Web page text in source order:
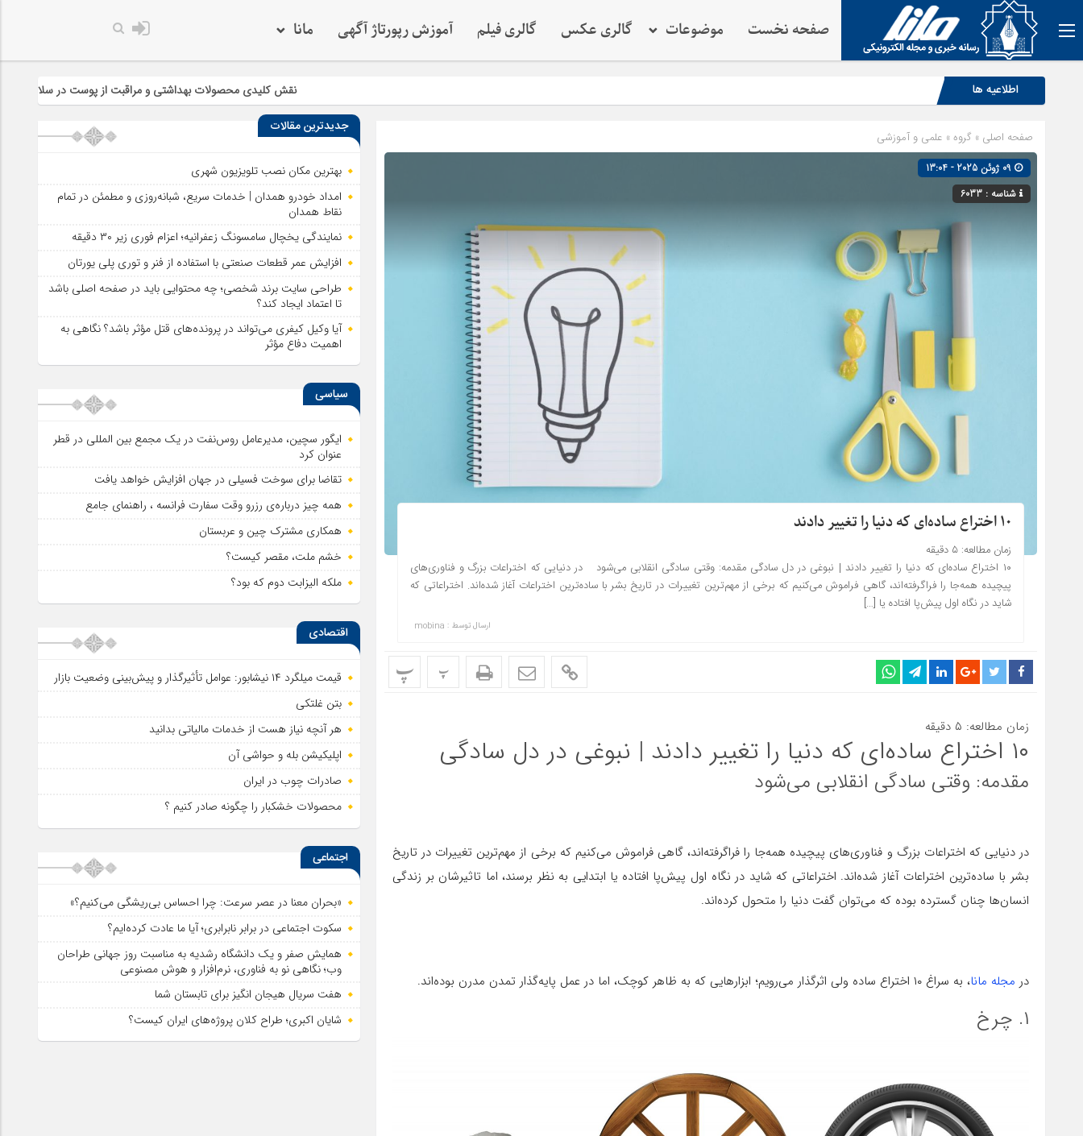
صفحه نخست موضوعات گالری عکس گالری فیلم آموزش رپورتاژ آگهی مانا
اطلاعیه ها نقش کلیدی محصولات بهداشتی و مراقبت از پوست در سلامت و زیبایی چرا خرید
صفحه اصلی » گروه » علمی و آموزشی
شناسه : 6033
۱۰ اختراع ساده‌ای که دنیا را تغییر دادند
زمان مطالعه:۵ دقیقه
۱۰ اختراع ساده‌ای که دنیا را تغییر دادند | نبوغی در دل سادگی مقدمه: وقتی سادگی انقلابی می‌شود در دنیایی که اختراعات بزرگ و فناوری‌های
پیچیده همه‌جا را فراگرفته‌اند، گاهی فراموش می‌کنیم که برخی از مهم‌ترین تغییرات در تاریخ بشر با ساده‌ترین اختراعات آغاز شده‌اند. اختراعاتی که
شاید در نگاه اول پیش‌پا افتاده یا […]
ارسال توسط : mobina
پ پ
زمان مطالعه: ۵ دقیقه
۱۰ اختراع ساده‌ای که دنیا را تغییر دادند | نبوغی در دل سادگی
مقدمه: وقتی سادگی انقلابی می‌شود
در دنیایی که اختراعات بزرگ و فناوری‌های پیچیده همه‌جا را فراگرفته‌اند، گاهی فراموش می‌کنیم که برخی از مهم‌ترین تغییرات در تاریخ
بشر با ساده‌ترین اختراعات آغاز شده‌اند. اختراعاتی که شاید در نگاه اول پیش‌پا افتاده یا ابتدایی به نظر برسند، اما تاثیرشان بر زندگی
انسان‌ها چنان گسترده بوده که می‌توان گفت دنیا را متحول کرده‌اند.
در مجله مانا، به سراغ ۱۰ اختراع ساده ولی اثرگذار می‌رویم؛ ابزارهایی که به ظاهر کوچک، اما در عمل پایه‌گذار تمدن مدرن بوده‌اند.
۱. چرخ
جدیدترین مقالات
بهترین مکان نصب تلویزیون شهری
امداد خودرو همدان | خدمات سریع، شبانه‌روزی و مطمئن در تمام
نقاط همدان
نمایندگی یخچال سامسونگ زعفرانیه؛ اعزام فوری زیر ۳۰ دقیقه
افزایش عمر قطعات صنعتی با استفاده از فنر و توری پلی یورتان
طراحی سایت برند شخصی؛ چه محتوایی باید در صفحه اصلی باشد
تا اعتماد ایجاد کند؟
آیا وکیل کیفری می‌تواند در پرونده‌های قتل مؤثر باشد؟ نگاهی به
اهمیت دفاع مؤثر
سیاسی
ایگور سچین، مدیرعامل روس‌نفت در یک مجمع بین المللی در قطر
عنوان کرد
تقاضا برای سوخت فسیلی در جهان افزایش خواهد یافت
همه چیز درباره‌ی رزرو وقت سفارت فرانسه ، راهنمای جامع
همکاری مشترک چین و عربستان
خشم ملت، مقصر کیست؟
ملکه الیزابت دوم که بود؟
اقتصادی
قیمت میلگرد ۱۴ نیشابور: عوامل تأثیرگذار و پیش‌بینی وضعیت بازار
بتن غلتکی
هر آنچه نیاز هست از خدمات مالیاتی بدانید
اپلیکیشن بله و حواشی آن
صادرات چوب در ایران
محصولات خشکبار را چگونه صادر کنیم ؟
اجتماعی
«بحران معنا در عصر سرعت: چرا احساس بی‌ریشگی می‌کنیم؟»
سکوت اجتماعی در برابر نابرابری؛ آیا ما عادت کرده‌ایم؟
همایش صفر و یک دانشگاه رشدیه به مناسبت روز جهانی طراحان
وب؛ نگاهی نو به فناوری، نرم‌افزار و هوش مصنوعی
هفت سریال هیجان انگیز برای تابستان شما
شایان اکبری؛ طراح کلان پروژه‌های ایران کیست؟